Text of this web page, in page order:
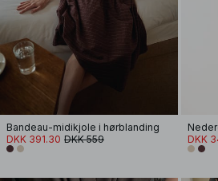
Bandeau-midikjole i hørblanding
DKK 391.30 DKK 559
DKK